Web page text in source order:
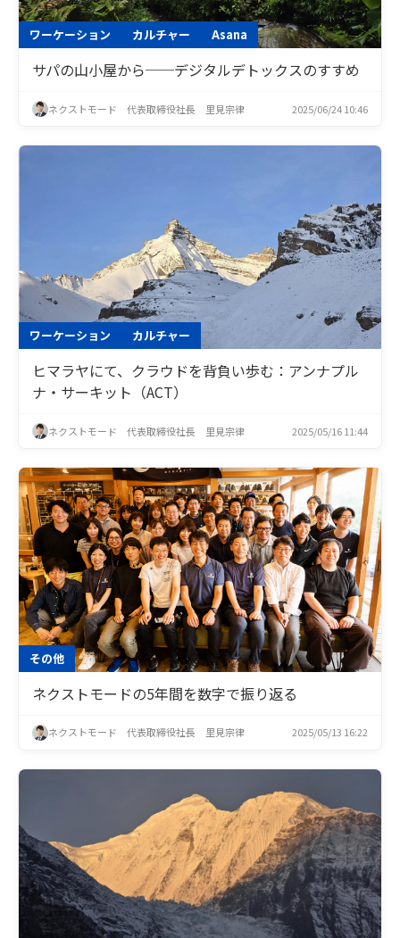
ワーケーション カルチャー Asana
サパの山小屋から──デジタルデトックスのすすめ
ネクストモード 代表取締役社長 里見宗律 2025/06/24 10:46
ワーケーション カルチャー
ヒマラヤにて、クラウドを背負い歩む：アンナプル
ナ・サーキット（ACT）
ネクストモード 代表取締役社長 里見宗律 2025/05/16 11:44
その他
ネクストモードの5年間を数字で振り返る
ネクストモード 代表取締役社長 里見宗律 2025/05/13 16:22